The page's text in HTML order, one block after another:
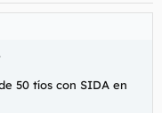
50 tíos con SIDA en